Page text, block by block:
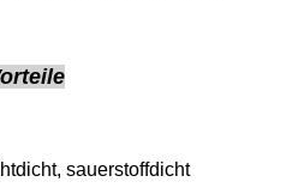
sauerstoffdicht